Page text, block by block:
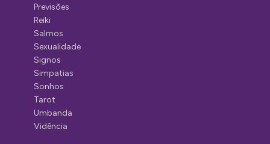
Previsões
Reiki
Salmos
Sexualidade
Signos
Simpatias
Sonhos
Tarot
Umbanda
Vidência